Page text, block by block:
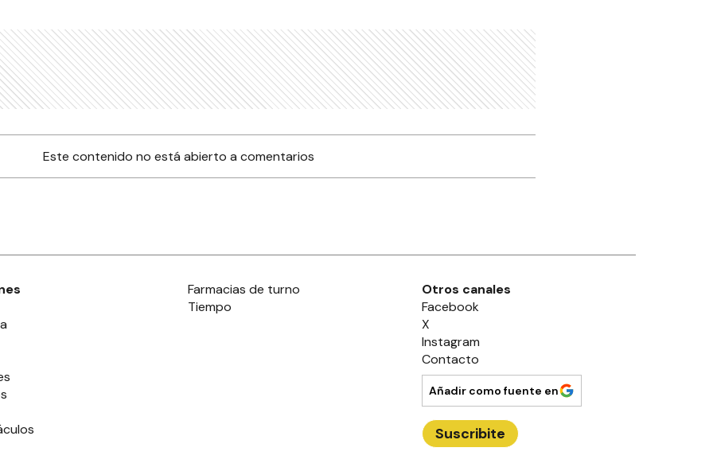
Este contenido no está abierto a comentarios
Farmacias de turno
Tiempo
Otros canales
Facebook
X
Instagram
Contacto
Añadir como fuente en
Suscribite